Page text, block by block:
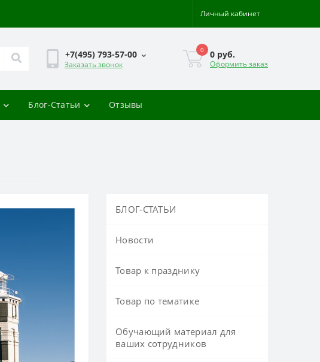
Личный кабинет
+7(495) 793-57-00
Заказать звонок
0 0 руб.
Оформить заказ
Блог-Статьи Отзывы
БЛОГ-СТАТЬИ
Новости
Товар к празднику
Товар по тематике
Обучающий материал для
ваших сотрудников